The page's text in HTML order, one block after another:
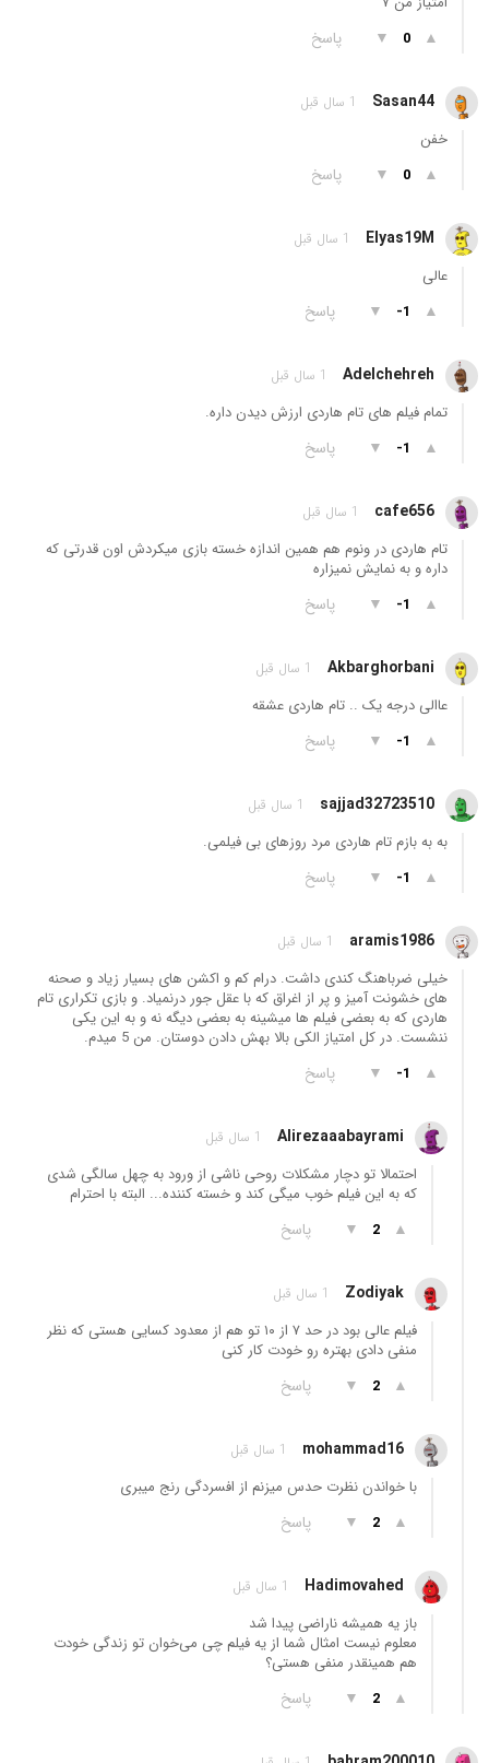
▲
0
▼ پاسخ
Sasan44 1 سال قبل
خفن
▲
0
▼ پاسخ
Elyas19M 1 سال قبل
عالی
▲
-1
▼ پاسخ
Adelchehreh 1 سال قبل
تمام فیلم های تام هاردی ارزش دیدن داره.
▲
-1
▼ پاسخ
cafe656 1 سال قبل
تام هاردی در ونوم هم همین اندازه خسته بازی میکردش اون قدرتی که
داره و به نمایش نمیزاره
▲
-1
▼ پاسخ
Akbarghorbani 1 سال قبل
عاالی درجه یک .. تام هاردی عشقه
▲
-1
▼ پاسخ
sajjad32723510 1 سال قبل
به به بازم تام هاردی مرد روزهای بی فیلمی.
▲
-1
▼ پاسخ
aramis1986 1 سال قبل
خیلی ضرباهنگ کندی داشت. درام کم و اکشن های بسیار زیاد و صحنه
های خشونت آمیز و پر از اغراق که با عقل جور درنمیاد. و بازی تکراری تام
هاردی که به بعضی فیلم ها میشینه به بعضی دیگه نه و به این یکی
ننشست. در کل امتیاز الکی بالا بهش دادن دوستان. من 5 میدم.
▲
-1
▼ پاسخ
Alirezaaabayrami 1 سال قبل
احتمالا تو دچار مشکلات روحی ناشی از ورود به چهل سالگی شدی
که به این فیلم خوب میگی کند و خسته کننده... البته با احترام
▲
2
▼ پاسخ
Zodiyak 1 سال قبل
فیلم عالی بود در حد ۷ از ۱۰ تو هم از معدود کسایی هستی که نظر
منفی دادی بهتره رو خودت کار کنی
▲
2
▼ پاسخ
mohammad16 1 سال قبل
با خواندن نظرت حدس میزنم از افسردگی رنج میبری
▲
2
▼ پاسخ
Hadimovahed 1 سال قبل
باز یه همیشه ناراضی پیدا شد
معلوم نیست امثال شما از یه فیلم چی می‌خوان تو زندگی خودت
هم همینقدر منفی هستی؟
▲
2
▼ پاسخ